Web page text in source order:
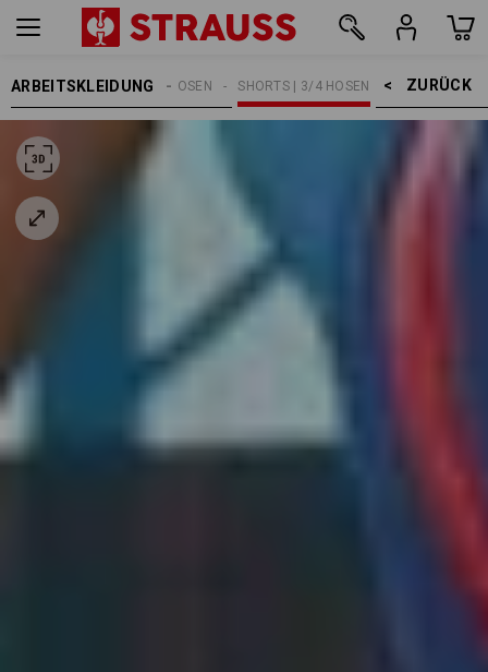
ARBEITSKLEIDUNG ZURÜCK    >
SHORTS | 3/4 HOSEN
ARBEITSHOSEN
HERREN